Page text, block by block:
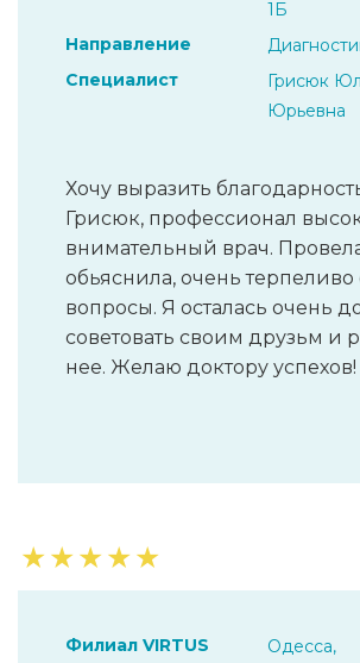
1Б
Направление
Специалист
Грисюк
Юрьевна
Хочу выразить
Грисюк, профессионал
внимательный врач.
обьяснила, очень терпеливо
вопросы. Я осталась очень
советовать своим друзьм и
нее. Желаю доктору успехов!
★★★★★
Филиал VIRTUS
Одесса,